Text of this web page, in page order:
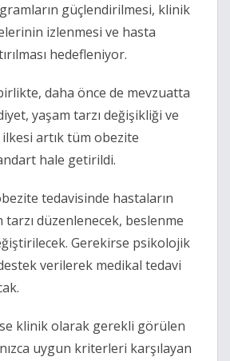
güçlendirilmesi, klinik
izlenmesi ve hasta
hedefleniyor.
daha önce de mevzuatta
yaşam tarzı değişikliği ve
artık tüm obezite
hale getirildi.
tedavisinde hastaların
tarzı düzenlenecek, beslenme
Gerekirse psikolojik
verilerek medikal tedavi
klinik olarak gerekli görülen
uygun kriterleri karşılayan